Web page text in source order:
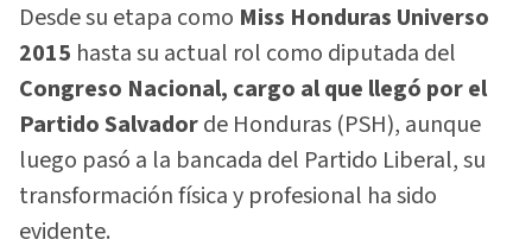
Desde su etapa como Miss Honduras Universo
2015 hasta su actual rol como diputada del
Congreso Nacional, cargo al que llegó por el
Partido Salvadorde Honduras (PSH), aunque
luego pasó a la bancada del Partido Liberal, su
transformación física y profesional ha sido
evidente.